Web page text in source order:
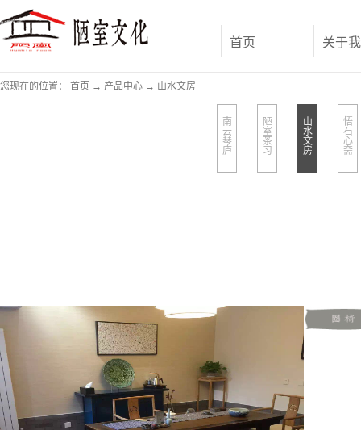
首页 关于
您现在的位置： 首页 → 产品中心 → 山水文房
南
云
琴
庐
陋
室
茶
习
山
水
文
房
悟
石
心
斋